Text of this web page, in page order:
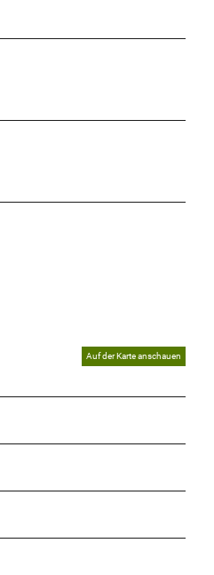
Auf der Karte anschauen